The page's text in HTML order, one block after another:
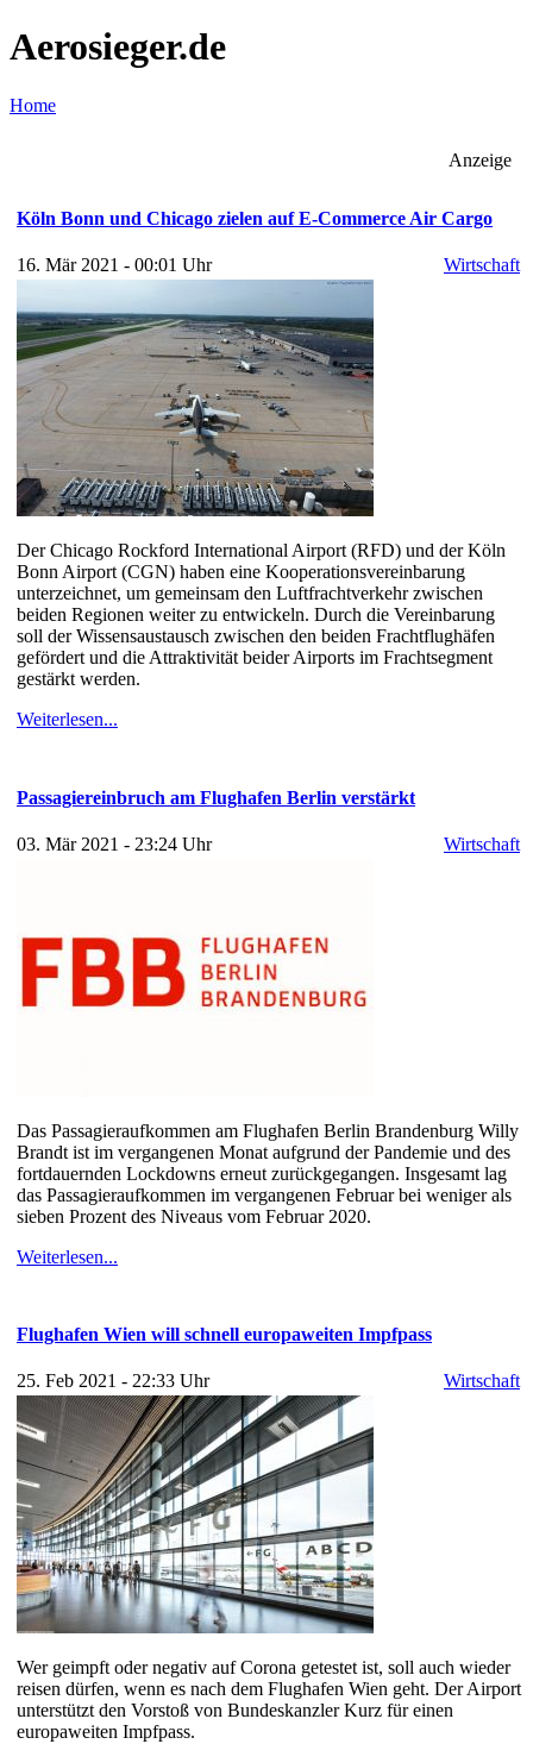
Aerosieger.de
Home
Anzeige
Köln Bonn und Chicago zielen auf E-Commerce Air Cargo
16. Mär 2021 - 00:01 Uhr Wirtschaft
Der Chicago Rockford International Airport (RFD) und der Köln
Bonn Airport (CGN) haben eine Kooperationsvereinbarung
unterzeichnet, um gemeinsam den Luftfrachtverkehr zwischen
beiden Regionen weiter zu entwickeln. Durch die Vereinbarung
soll der Wissensaustausch zwischen den beiden Frachtflughäfen
gefördert und die Attraktivität beider Airports im Frachtsegment
gestärkt werden.
Weiterlesen...
Passagiereinbruch am Flughafen Berlin verstärkt
03. Mär 2021 - 23:24 Uhr Wirtschaft
Das Passagieraufkommen am Flughafen Berlin Brandenburg Willy
Brandt ist im vergangenen Monat aufgrund der Pandemie und des
fortdauernden Lockdowns erneut zurückgegangen. Insgesamt lag
das Passagieraufkommen im vergangenen Februar bei weniger als
sieben Prozent des Niveaus vom Februar 2020.
Weiterlesen...
Flughafen Wien will schnell europaweiten Impfpass
25. Feb 2021 - 22:33 Uhr Wirtschaft
Wer geimpft oder negativ auf Corona getestet ist, soll auch wieder
reisen dürfen, wenn es nach dem Flughafen Wien geht. Der Airport
unterstützt den Vorstoß von Bundeskanzler Kurz für einen
europaweiten Impfpass.